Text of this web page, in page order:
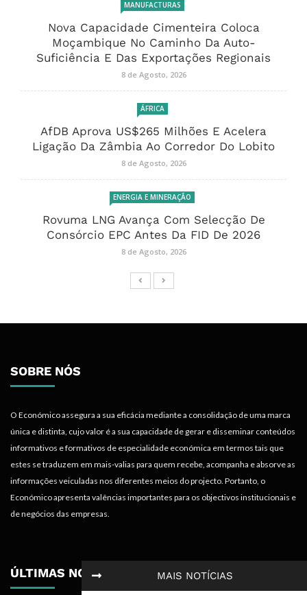
MAIS NOTÍCIAS
MANUFACTURAS
Nova Capacidade Cimenteira Coloca
Moçambique No Caminho Da Auto-
Suficiência E Das Exportações Regionais
8 de Agosto, 2026
ÁFRICA
AfDB Aprova US$265 Milhões E Acelera
Ligação Da Zâmbia Ao Corredor Do Lobito
8 de Agosto, 2026
ENERGIA E MINERAÇÃO
Rovuma LNG Avança Com Selecção De
Consórcio EPC Antes Da FID De 2026
8 de Agosto, 2026
SOBRE NÓS
O Económico assegura a sua eficácia mediante a consolidação de uma marca
única e distinta, cujo valor é a sua capacidade de gerar e disseminar conteúdos
informativos e formativos de especialidade económica em termos tais que
estes se traduzem em mais-valias para quem recebe, acompanha e absorve as
informações veiculadas nos diferentes meios do projecto. Portanto, o
Económico apresenta valências importantes para os objectivos institucionais e
de negócios das empresas.
ÚLTIMAS NOTÍCIAS